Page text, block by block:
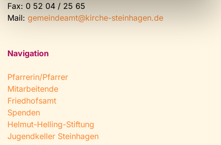
Fax: 0 52 04 / 25 65
Mail: gemeindeamt@kirche-steinhagen.de
Navigation
Pfarrerin/Pfarrer
Mitarbeitende
Friedhofsamt
Spenden
Helmut-Helling-Stiftung
Jugendkeller Steinhagen